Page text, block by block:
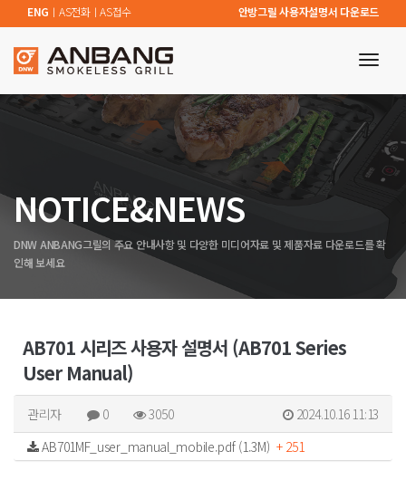
ENG ㅣ AS전화ㅣAS접수 안방그릴 사용자설명서 다운로드
NOTICE&NEWS
DNW ANBANG그릴의 주요 안내사항 및 다양한 미디어자료 및 제품자료 다운로드를 확
인해 보세요
AB701 시리즈 사용자 설명서 (AB701 Series
User Manual)
관리자 0 3050
2024.10.16 11:13
AB701MF_user_manual_mobile.pdf (1.3M) + 251